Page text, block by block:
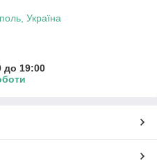
Україна
до 19:00